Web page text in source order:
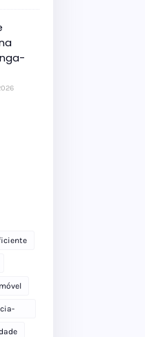
móvel